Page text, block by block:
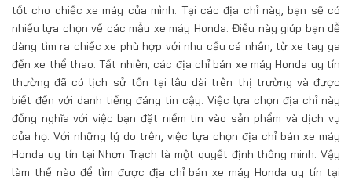
tốt cho chiếc xe máy của mình. Tại các địa chỉ này, bạn sẽ có
nhiều lựa chọn về các mẫu xe máy Honda. Điều này giúp bạn dễ
dàng tìm ra chiếc xe phù hợp với nhu cầu cá nhân, từ xe tay ga
đến xe thể thao. Tất nhiên, các địa chỉ bán xe máy Honda uy tín
thường đã có lịch sử tồn tại lâu dài trên thị trường và được
biết đến với danh tiếng đáng tin cậy. Việc lựa chọn địa chỉ này
đồng nghĩa với việc bạn đặt niềm tin vào sản phẩm và dịch vụ
của họ. Với những lý do trên, việc lựa chọn địa chỉ bán xe máy
Honda uy tín tại Nhơn Trạch là một quyết định thông minh. Vậy
làm thế nào để tìm được địa chỉ bán xe máy Honda uy tín tại